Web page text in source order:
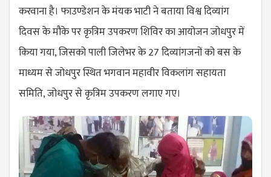
करवाना है। फाउण्डेशन के मंयक भाटी ने बताया विश्व दिव्यांग
दिवस के मौके पर कृत्रिम उपकरण शिविर का आयोजन जोधपुर में
किया गया, जिसको पाली जिलेभर के 27 दिव्यांगजनों को बस के
माध्यम से जोधपुर स्थित भगवान महावीर विकलांग सहायता
समिति, जोधपुर से कृत्रिम उपकरण लगाए गए।